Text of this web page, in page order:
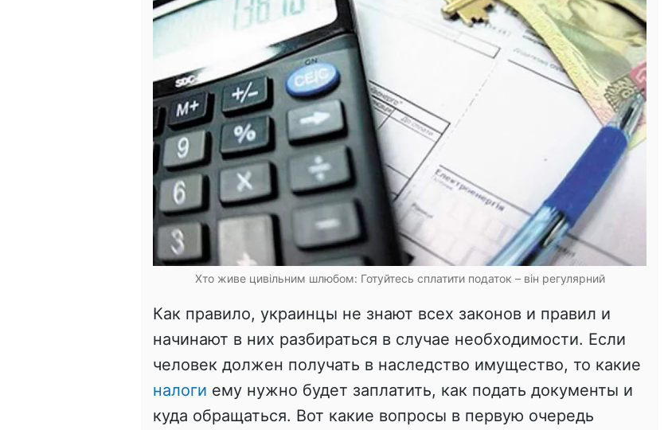
Хто живе цивільним шлюбом: Готуйтесь сплатити податок – він регулярний
Как правило, украинцы не знают всех законов и правил и
начинают в них разбираться в случае необходимости. Если
человек должен получать в наследство имущество, то какие
налоги ему нужно будет заплатить, как подать документы и
куда обращаться. Вот какие вопросы в первую очередь